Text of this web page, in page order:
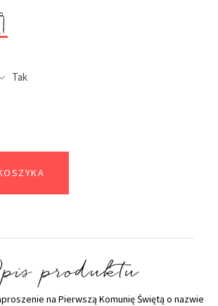
produktu
na Pierwszą Komunię Świętą o nazwie